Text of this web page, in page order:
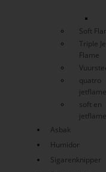
Soft
Triple
Flame
quatro
jetflame
soft en
jetflame
Asbak
Humidor
Sigarenknipper